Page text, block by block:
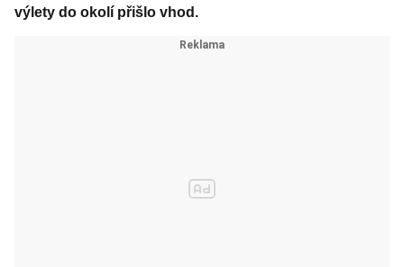
výlety do okolí přišlo vhod.